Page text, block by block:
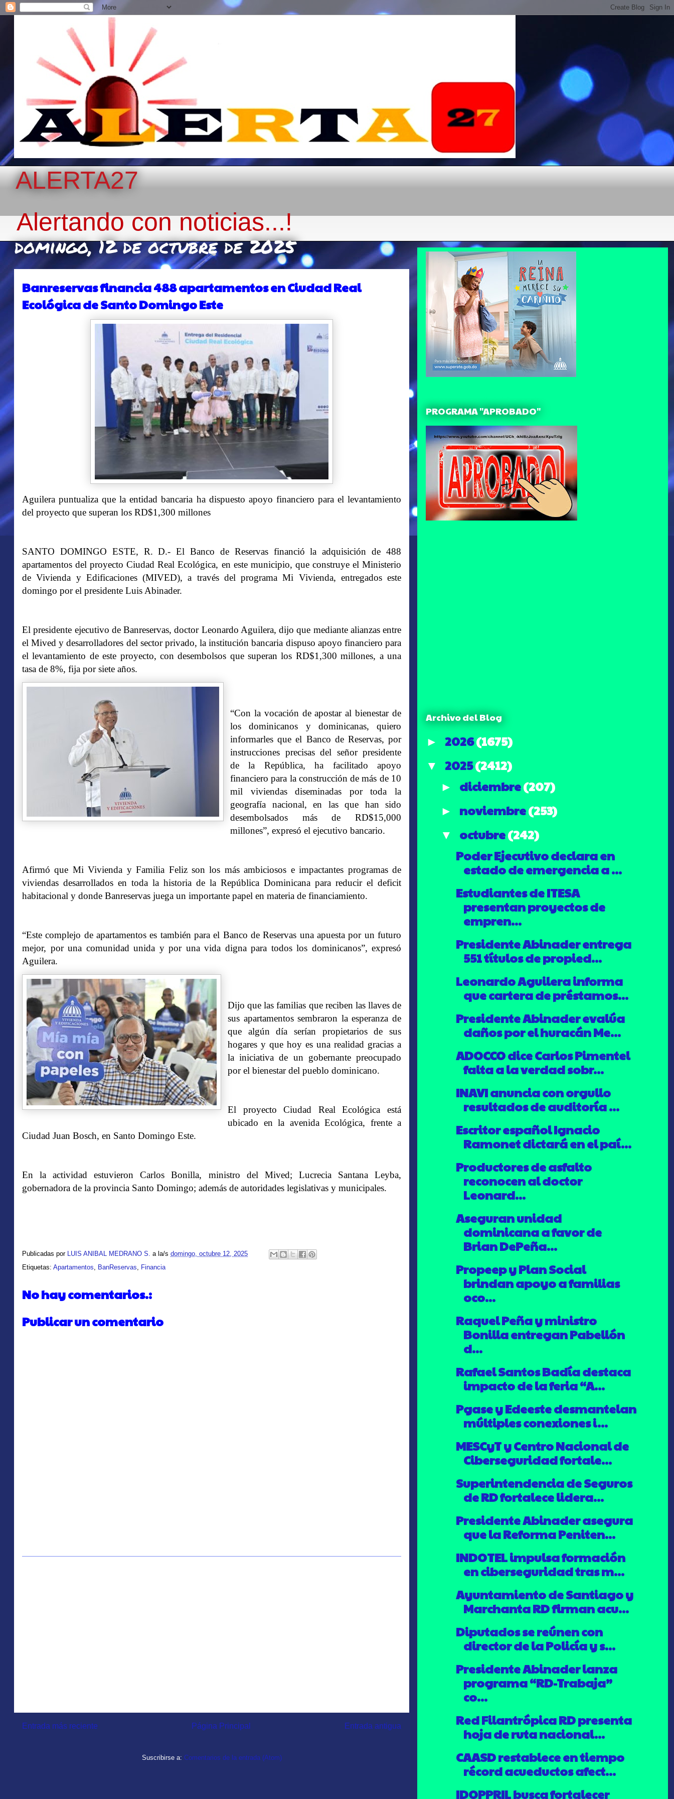
ALERTA27
Alertando con noticias...!
domingo, 12 de octubre de 2025
Banreservas financia 488 apartamentos en Ciudad Real
Ecológica de Santo Domingo Este
Aguilera puntualiza que la entidad bancaria ha dispuesto apoyo financiero para el levantamiento
del proyecto que superan los RD$1,300 millones
SANTO DOMINGO ESTE, R. D.- El Banco de Reservas financió la adquisición de 488
apartamentos del proyecto Ciudad Real Ecológica, en este municipio, que construye el Ministerio
de Vivienda y Edificaciones (MIVED), a través del programa Mi Vivienda, entregados este
domingo por el presidente Luis Abinader.
El presidente ejecutivo de Banreservas, doctor Leonardo Aguilera, dijo que mediante alianzas entre
el Mived y desarrolladores del sector privado, la institución bancaria dispuso apoyo financiero para
el levantamiento de este proyecto, con desembolsos que superan los RD$1,300 millones, a una
tasa de 8%, fija por siete años.
“Con la vocación de apostar al bienestar de
los dominicanos y dominicanas, quiero
informarles que el Banco de Reservas, por
instrucciones precisas del señor presidente
de la República, ha facilitado apoyo
financiero para la construcción de más de 10
mil viviendas diseminadas por toda la
geografía nacional, en las que han sido
desembolsados más de RD$15,000
millones”, expresó el ejecutivo bancario.
Afirmó que Mi Vivienda y Familia Feliz son los más ambiciosos e impactantes programas de
viviendas desarrollados en toda la historia de la República Dominicana para reducir el deficit
habitacional y donde Banreservas juega un importante papel en materia de financiamiento.
“Este complejo de apartamentos es también para el Banco de Reservas una apuesta por un futuro
mejor, por una comunidad unida y por una vida digna para todos los dominicanos”, expresó
Aguilera.
Dijo que las familias que reciben las llaves de
sus apartamentos sembraron la esperanza de
que algún día serían propietarios de sus
hogares y que hoy es una realidad gracias a
la iniciativa de un gobernante preocupado
por el bienestar del pueblo dominicano.
El proyecto Ciudad Real Ecológica está
ubicado en la avenida Ecológica, frente a
Ciudad Juan Bosch, en Santo Domingo Este.
En la actividad estuvieron Carlos Bonilla, ministro del Mived; Lucrecia Santana Leyba,
gobernadora de la provincia Santo Domingo; además de autoridades legislativas y municipales.
Publicadas por LUIS ANIBAL MEDRANO S. a la/s domingo, octubre 12, 2025
Etiquetas: Apartamentos, BanReservas, Financia
No hay comentarios.:
Publicar un comentario
Entrada más reciente Entrada antigua
Página Principal
Suscribirse a: Comentarios de la entrada (Atom)
PROGRAMA "APROBADO"
Archivo del Blog
► 2026(1675)
▼ 2025(2412)
► diciembre(207)
► noviembre(253)
▼ octubre(242)
Poder Ejecutivo declara en
estado de emergencia a ...
Estudiantes de ITESA
presentan proyectos de
empren...
Presidente Abinader entrega
551 títulos de propied...
Leonardo Aguilera informa
que cartera de préstamos...
Presidente Abinader evalúa
daños por el huracán Me...
ADOCCO dice Carlos Pimentel
falta a la verdad sobr...
INAVI anuncia con orgullo
resultados de auditoría ...
Escritor español Ignacio
Ramonet dictará en el paí...
Productores de asfalto
reconocen al doctor
Leonard...
Aseguran unidad
dominicana a favor de
Brian DePeña...
Propeep y Plan Social
brindan apoyo a familias
oco...
Raquel Peña y ministro
Bonilla entregan Pabellón
d...
Rafael Santos Badía destaca
impacto de la feria “A...
Pgase y Edeeste desmantelan
múltiples conexiones i...
MESCyT y Centro Nacional de
Ciberseguridad fortale...
Superintendencia de Seguros
de RD fortalece lidera...
Presidente Abinader asegura
que la Reforma Peniten...
INDOTEL impulsa formación
en ciberseguridad tras m...
Ayuntamiento de Santiago y
Marchanta RD firman acu...
Diputados se reúnen con
director de la Policía y s...
Presidente Abinader lanza
programa “RD-Trabaja”
co...
Red Filantrópica RD presenta
hoja de ruta nacional...
CAASD restablece en tiempo
récord acueductos afect...
IDOPPRIL busca fortalecer